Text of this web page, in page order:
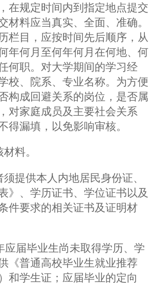
在规定时间内到指定地点提交
材料应当真实、全面、准确。
栏目，应按时间先后顺序，从
年何月至何年何月在何地、何
何职。对大学期间的学习经
校、院系、专业名称。为方便
构成回避关系的岗位，是否属
对家庭成员及主要社会关系
得漏填，以免影响审核。
料。
须提供本人内地居民身份证、
》、学历证书、学位证书以及
件要求的相关证书及证明材
应届毕业生尚未取得学历、学
《普通高校毕业生就业推荐
和学生证；应届毕业的定向